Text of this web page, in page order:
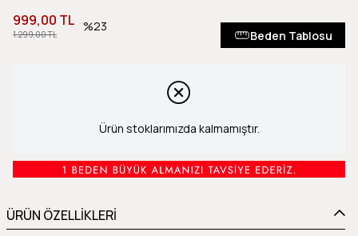
1.299,00 TL
999,00 TL 23
Beden Tablosu
Ürün stoklarımızda kalmamıştır.
ÜRÜN ÖZELLİKLERİ